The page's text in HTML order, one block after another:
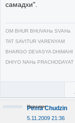
самадхи".
OM BHUR BHUVAHa SVAHa
TAT SAVITUR VARENYAM
BHARGO DEVASYA DHIMAHI
DHIYO NAHa PRACHODAYAT
Pema Chudzin
5.11.2009 21:36
Неактивен